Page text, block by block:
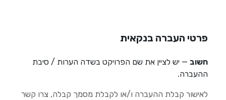
פרטי העברה בנקאית
חשוב — יש לציין את שם הפרויקט בשדה הערות / סיבת
ההעברה.
לאישור קבלת ההעברה ו/או לקבלת מסמך קבלה, צרו קשר